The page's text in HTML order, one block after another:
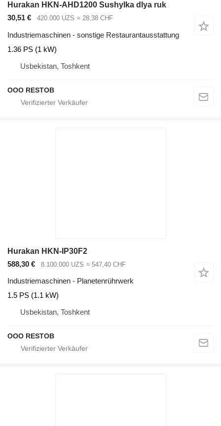
Hurakan HKN-AHD1200 Sushylka dlya ruk
30,51 €
420.000 UZS ≈ 28,38 CHF
Industriemaschinen - sonstige Restaurantausstattung
1.36 PS (1 kW)
Usbekistan, Toshkent
OOO RESTOB
Hurakan HKN-IP30F2
588,30 €
8.100.000 UZS ≈ 547,40 CHF
Industriemaschinen - Planetenrührwerk
1.5 PS (1.1 kW)
Usbekistan, Toshkent
OOO RESTOB